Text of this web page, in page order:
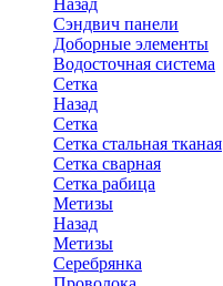
Назад
Сэндвич панели
Доборные элементы
Водосточная система
Сетка
Назад
Сетка
Сетка стальная тканая
Сетка сварная
Сетка рабица
Метизы
Назад
Метизы
Серебрянка